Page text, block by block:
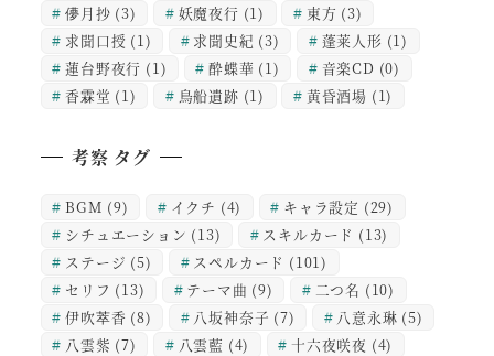
儚月抄 (3) 妖魔夜行 (1) 東方 (3)
求聞口授 (1) 求聞史紀 (3) 蓬莱人形 (1)
蓮台野夜行 (1) 酔蝶華 (1) 音楽CD (0)
香霖堂 (1) 鳥船遺跡 (1) 黄昏酒場 (1)
考察 タグ
BGM (9) イクチ (4) キャラ設定 (29)
シチュエーション (13) スキルカード (13)
ステージ (5) スペルカード (101)
セリフ (13) テーマ曲 (9) 二つ名 (10)
伊吹萃香 (8) 八坂神奈子 (7) 八意永琳 (5)
八雲紫 (7) 八雲藍 (4) 十六夜咲夜 (4)